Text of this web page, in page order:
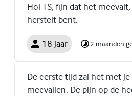
Hoi TS, fijn dat het
herstelt bent.
18 jaar 2 maanden
De eerste tijd zal het met
meevallen. De pijn op de